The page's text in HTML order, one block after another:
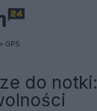
GPS
do notki: